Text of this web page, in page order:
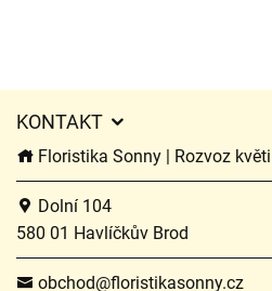
KONTAKT
Floristika Sonny | Rozvoz
Dolní 104
580 01 Havlíčkův Brod
obchod@floristikasonny.cz